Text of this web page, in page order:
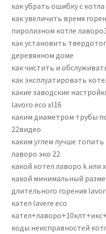
как убрать ошибку с
как увеличить время
пиролизном котле
как установить
деревянном доме
как чистить и
как эксплуатировать
какие заводские
lavoro eco xl16
каким диаметром трубы
22видео
каким углем лучше
лаворо эко 22
какой котел лаворо k или
какой минимальный
длительного горения
кател lavere eco
коды неисправностей